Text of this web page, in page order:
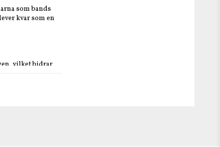
som bands
kvar som en
vilket bidrar